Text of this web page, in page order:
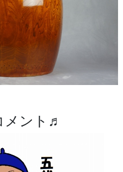
メント♬